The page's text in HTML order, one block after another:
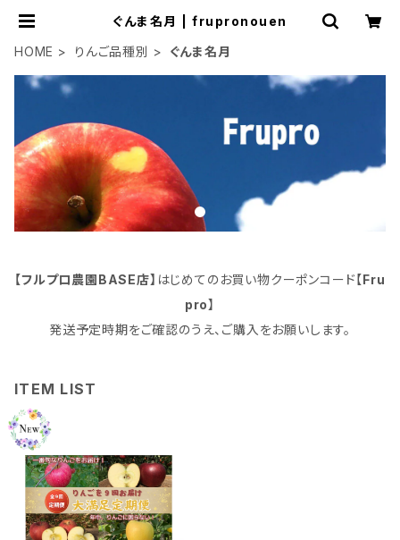
ぐんま名月 | frupronouen
HOME
りんご品種別 ぐんま名月
【フルプロ農園BASE店】 はじめてのお買い物クーポンコード【Fru
pro】
発送予定時期をご確認のうえ、ご購入をお願いします。
ITEM LIST